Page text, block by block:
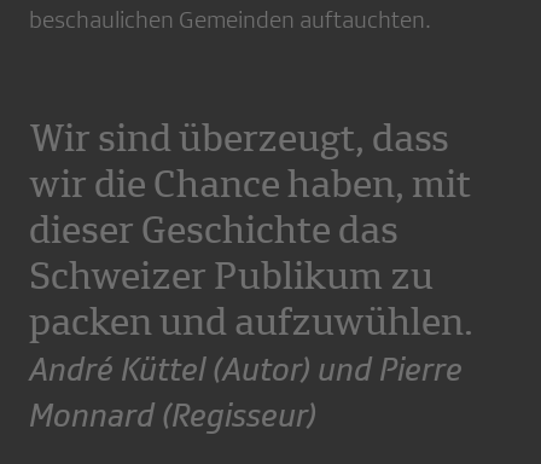
beschaulichen Gemeinden auftauchten.
Wir sind überzeugt, dass
wir die Chance haben, mit
dieser Geschichte das
Schweizer Publikum zu
packen und aufzuwühlen.
André Küttel (Autor) und Pierre
Monnard (Regisseur)